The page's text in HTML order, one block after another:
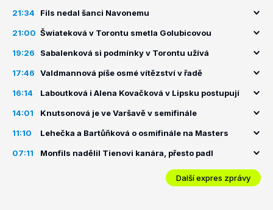
21:34 Fils nedal šanci Navonemu
21:00 Šwiateková v Torontu smetla Golubicovou
19:26 Sabalenková si podmínky v Torontu užívá
17:46 Valdmannová píše osmé vítězství v řadě
16:14 Laboutková i Alena Kovačková v Lipsku postupují
14:01 Knutsonová je ve Varšavě v semifinále
11:10 Lehečka a Bartůňková o osmifinále na Masters
07:11 Monfils nadělil Tienovi kanára, přesto padl
Další expres zprávy